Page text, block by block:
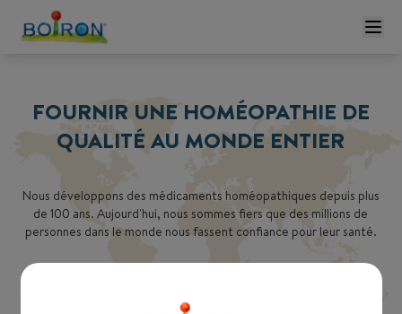
FOURNIR UNE HOMÉOPATHIE DE
QUALITÉ AU MONDE ENTIER
Nous développons des médicaments homéopathiques depuis plus
de 100 ans. Aujourd'hui, nous sommes fiers que des millions de
personnes dans le monde nous fassent confiance pour leur santé.
Choisissez votre pays